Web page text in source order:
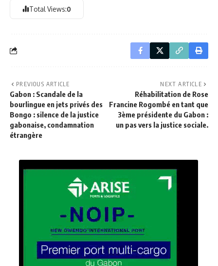
Total Views:0
PREVIOUS ARTICLE
Gabon : Scandale de la
bourlingue en jets privés des
Bongo : silence de la justice
gabonaise, condamnation
étrangère
NEXT ARTICLE
Réhabilitation de Rose
Francine Rogombé en tant que
3ème présidente du Gabon :
un pas vers la justice sociale.